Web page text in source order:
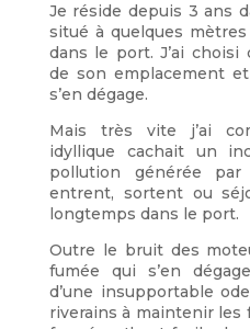
Je réside depuis 3 ans
situé à quelques
dans le port. J’ai
de son emplacement
s’en dégage.
Mais très vite j’ai
idyllique cachait un
pollution générée
entrent, sortent ou
longtemps dans le port.
Outre le bruit des
fumée qui s’en
d’une insupportable
riverains à maintenir